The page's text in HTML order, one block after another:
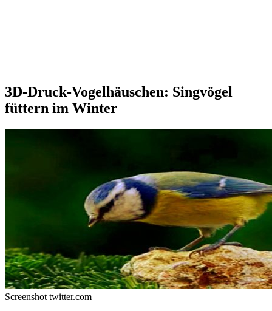
3D-Druck-Vogelhäuschen: Singvögel
füttern im Winter
Screenshot twitter.com